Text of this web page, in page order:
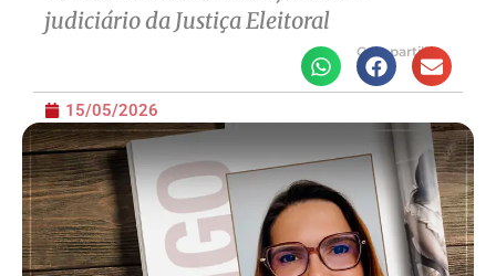
judiciário da Justiça Eleitoral
Compartilhe
15/05/2026